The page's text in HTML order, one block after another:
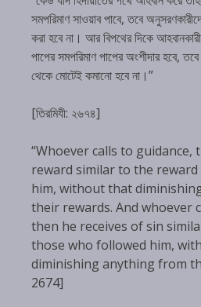
সমপরিমাণ সাওয়াব পাবে, তবে
করা হবে না। আর বিপথের দিকে
পাপের সমপরিমাণ পাপের অংশীদার হবে,
থেকে মোটেই কমানো হবে না।”
[তিরমিযী: ২৬৭৪]
“Whoever calls to guidance,
reward similar to the
him, without that
their rewards. And whoever
then he receives of sin
those who followed him,
diminishing anything from
2674]